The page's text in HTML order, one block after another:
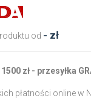
od - zł
zł - przesyłka
płatności online w